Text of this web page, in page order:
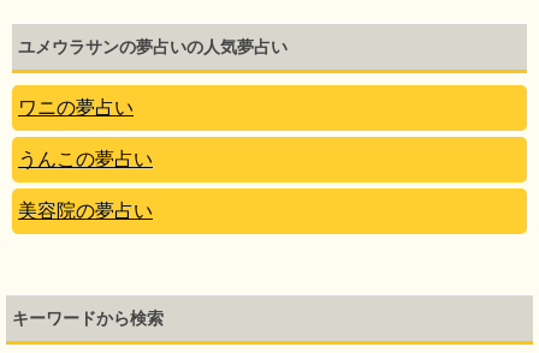
ユメウラサンの夢占いの人気夢占い
ワニの夢占い
うんこの夢占い
美容院の夢占い
キーワードから検索